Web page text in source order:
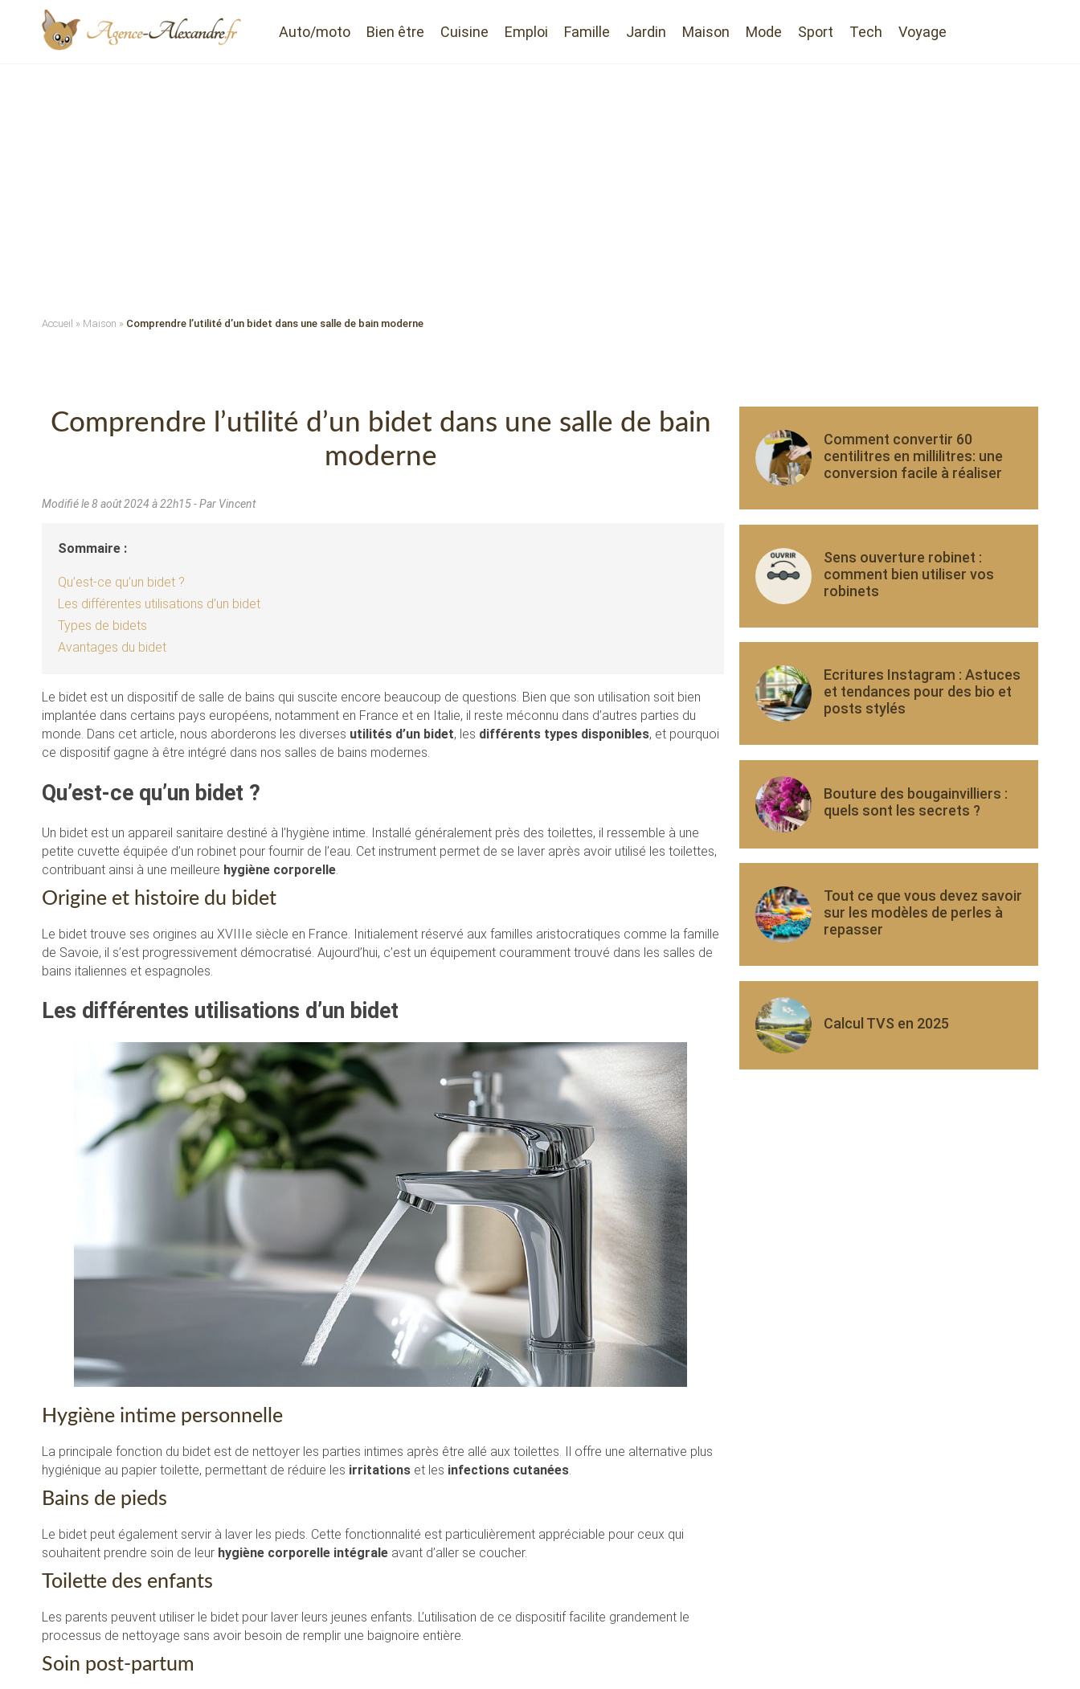
Auto/moto Bien être Cuisine Emploi Famille Jardin Maison Mode Sport Tech Voyage
Accueil » Maison » Comprendre l’utilité d’un bidet dans une salle de bain moderne
Comprendre l’utilité d’un bidet dans une salle de bain
moderne
Modifié le8 août 2024 à 22h15- Par Vincent
Sommaire :
Qu’est-ce qu’un bidet ?
Les différentes utilisations d’un bidet
Types de bidets
Avantages du bidet
Le bidet est un dispositif de salle de bains qui suscite encore beaucoup de questions. Bien que son utilisation soit bien
implantée dans certains pays européens, notamment en France et en Italie, il reste méconnu dans d’autres parties du
monde. Dans cet article, nous aborderons les diverses utilités d’un bidet, les différents types disponibles, et pourquoi
ce dispositif gagne à être intégré dans nos salles de bains modernes.
Qu’est-ce qu’un bidet ?
Un bidet est un appareil sanitaire destiné à l’hygiène intime. Installé généralement près des toilettes, il ressemble à une
petite cuvette équipée d’un robinet pour fournir de l’eau. Cet instrument permet de se laver après avoir utilisé les toilettes,
contribuant ainsi à une meilleure hygiène corporelle.
Origine et histoire du bidet
Le bidet trouve ses origines au XVIIIe siècle en France. Initialement réservé aux familles aristocratiques comme la famille
de Savoie, il s’est progressivement démocratisé. Aujourd’hui, c’est un équipement couramment trouvé dans les salles de
bains italiennes et espagnoles.
Les différentes utilisations d’un bidet
Hygiène intime personnelle
La principale fonction du bidet est de nettoyer les parties intimes après être allé aux toilettes. Il offre une alternative plus
hygiénique au papier toilette, permettant de réduire les irritations et les infections cutanées
Bains de pieds
Le bidet peut également servir à laver les pieds. Cette fonctionnalité est particulièrement appréciable pour ceux qui
souhaitent prendre soin de leur hygiène corporelle intégrale avant d’aller se coucher.
Toilette des enfants
Les parents peuvent utiliser le bidet pour laver leurs jeunes enfants. L’utilisation de ce dispositif facilite grandement le
processus de nettoyage sans avoir besoin de remplir une baignoire entière.
Soin post-partum
Comment convertir 60
centilitres en millilitres: une
conversion facile à réaliser
Sens ouverture robinet :
comment bien utiliser vos
robinets
Ecritures Instagram : Astuces
et tendances pour des bio et
posts stylés
Bouture des bougainvilliers :
quels sont les secrets ?
Tout ce que vous devez savoir
sur les modèles de perles à
repasser
Calcul TVS en 2025